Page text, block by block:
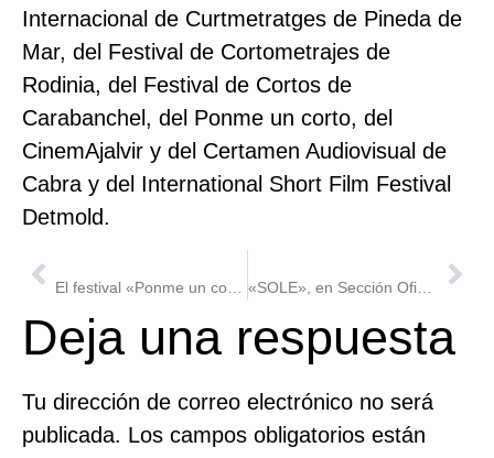
Internacional de Curtmetratges de Pineda de
Mar, del Festival de Cortometrajes de
Rodinia, del Festival de Cortos de
Carabanchel, del Ponme un corto, del
CinemAjalvir y del Certamen Audiovisual de
Cabra y del International Short Film Festival
Detmold.
Deja una respuesta
Tu dirección de correo electrónico no será
publicada. Los campos obligatorios están